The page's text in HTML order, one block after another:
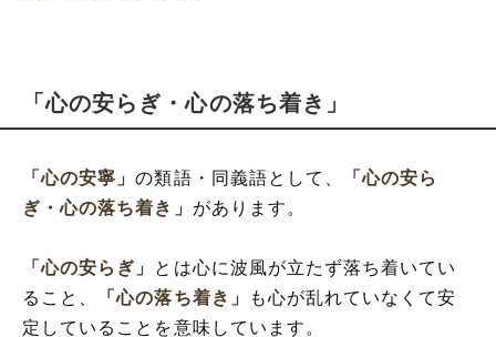
「心の安らぎ・心の落ち着き」
「心の安寧」の類語・同義語として、
「心の安ら
ぎ・心の落ち着き」 があります。
「心の安らぎ」 とは心に波風が立たず落ち着いてい
ること、
「心の落ち着き」
も心が乱れていなくて安
定していることを意味しています。